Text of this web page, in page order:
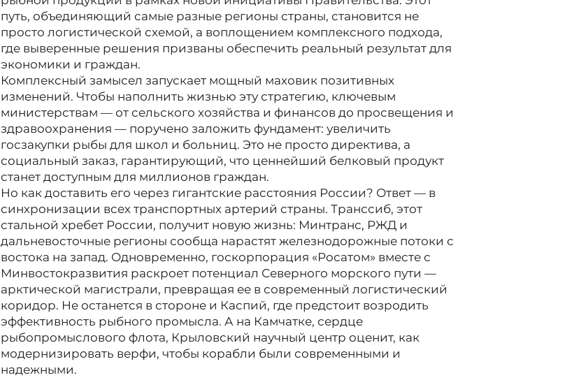
путь, объединяющий самые разные регионы страны, становится не
просто логистической схемой, а воплощением комплексного подхода,
где выверенные решения призваны обеспечить реальный результат для
экономики и граждан.
Комплексный замысел запускает мощный маховик позитивных
изменений. Чтобы наполнить жизнью эту стратегию, ключевым
министерствам — от сельского хозяйства и финансов до просвещения и
здравоохранения — поручено заложить фундамент: увеличить
госзакупки рыбы для школ и больниц. Это не просто директива, а
социальный заказ, гарантирующий, что ценнейший белковый продукт
станет доступным для миллионов граждан.
Но как доставить его через гигантские расстояния России? Ответ — в
синхронизации всех транспортных артерий страны. Транссиб, этот
стальной хребет России, получит новую жизнь: Минтранс, РЖД и
дальневосточные регионы сообща нарастят железнодорожные потоки с
востока на запад. Одновременно, госкорпорация «Росатом» вместе с
Минвостокразвития раскроет потенциал Северного морского пути —
арктической магистрали, превращая ее в современный логистический
коридор. Не останется в стороне и Каспий, где предстоит возродить
эффективность рыбного промысла. А на Камчатке, сердце
рыбопромыслового флота, Крыловский научный центр оценит, как
модернизировать верфи, чтобы корабли были современными и
надежными.